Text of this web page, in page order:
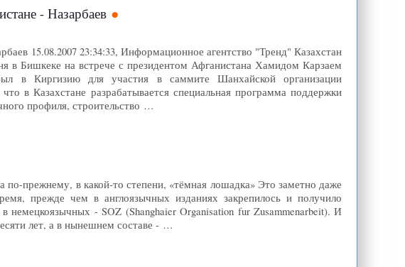
- Назарбаев
15.08.2007 23:34:33, Информационное агентство "Тренд" Казахстан
в Бишкеке на встрече с президентом Афганистана Хамидом Карзаем
в Киргизию для участия в саммите Шанхайской организации
Казахстане разрабатывается специальная программа поддержки
профиля, строительство …
прежнему, в какой-то степени, «тёмная лошадка» Это заметно даже
прежде чем в англоязычных изданиях закрепилось и получило
немецкоязычных - SOZ (Shanghaier Organisation fur Zusammenarbeit). И
лет, а в нынешнем составе - …